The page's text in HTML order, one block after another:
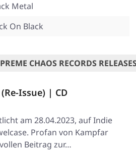
Metal
On Black
CHAOS RECORDS
Issue) | CD
am 28.04.2023, auf Indie
Profan von Kampfar
Beitrag zur…